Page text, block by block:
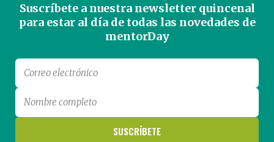
Suscríbete a nuestra newsletter quincenal
para estar al día de todas las novedades de
mentorDay